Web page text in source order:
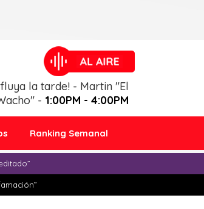
la tarde! - Martin "El
- 1:00PM - 4:00PM
Ranking Semanal